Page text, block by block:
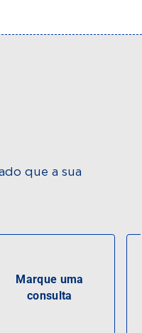
que a sua
Marque uma
consulta